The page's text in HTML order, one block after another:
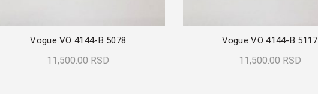
Vogue VO 4144-B 5078
11,500.00 RSD
Vogue VO 4144-B 5117
11,500.00 RSD